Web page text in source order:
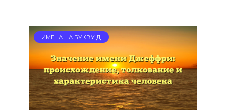
ИМЕНА НА БУКВУ Д